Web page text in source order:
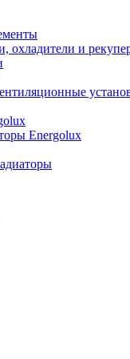
охладители и
Energolux